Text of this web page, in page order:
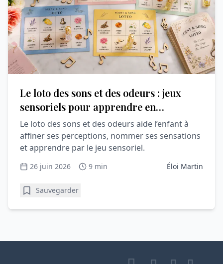
Le loto des sons et des odeurs : jeux
sensoriels pour apprendre en
s’amusant
Le loto des sons et des odeurs aide l’enfant à
affiner ses perceptions, nommer ses sensations
et apprendre par le jeu sensoriel.
26 juin 2026 9 min Éloi Martin
Sauvegarder